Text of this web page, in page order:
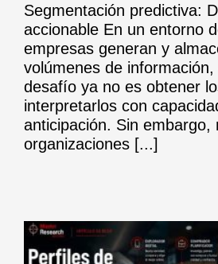
Segmentación predictiva:
accionable En un entorno
empresas generan y
volúmenes de
desafío ya no es obtener
interpretarlos con
anticipación. Sin embargo,
organizaciones [...]